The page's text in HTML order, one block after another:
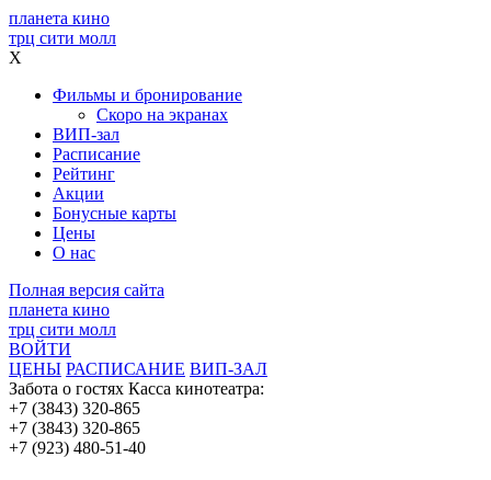
планета кино
трц сити молл
X
Фильмы и бронирование
Скоро на экранах
ВИП-зал
Расписание
Рейтинг
Акции
Бонусные карты
Цены
О нас
Полная версия сайта
планета кино
трц сити молл
ВОЙТИ
ЦЕНЫ РАСПИСАНИЕ ВИП-ЗАЛ
Забота о гостях Касса кинотеатра:
+7 (3843) 320-865
+7 (3843) 320-865
+7 (923) 480-51-40